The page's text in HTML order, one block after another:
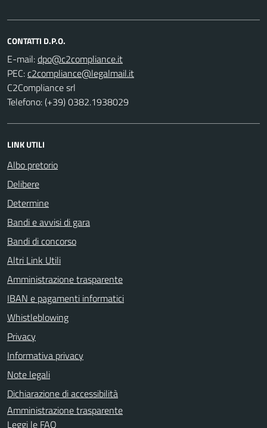
CONTATTI D.P.O.
E-mail:
PEC:
C2Compliance srl
Telefono: (+39) 0382.1938029
LINK UTILI
Albo pretorio
Delibere
Determine
Bandi e avvisi di gara
Bandi di concorso
Altri Link Utili
Amministrazione trasparente
IBAN e pagamenti informatici
Whistleblowing
Privacy
Informativa privacy
Note legali
Dichiarazione di accessibilità
Amministrazione trasparente
Leggi le FAQ